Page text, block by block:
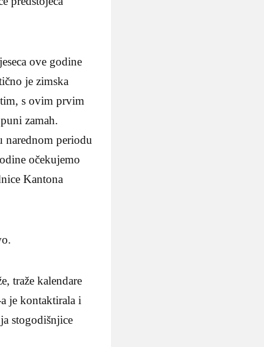
ove godine
je zimska
s ovim prvim
zamah.
narednom periodu
očekujemo
Kantona
traže kalendare
je kontaktirala i
stogodišnjice